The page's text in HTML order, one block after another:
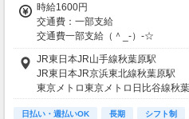
時給1600円
交通費：一部支給
交通費一部支給（＾_-）-☆
￣￣￣￣￣￣￣￣￣￣￣￣￣￣￣￣
☆。＊日払いOK♪最短で翌日入金！
お気軽にご相談下さい＊。☆
￣￣￣￣￣￣￣￣￣￣￣￣￣￣￣
JR東日本JR山手線秋葉原駅
JR東日本JR京浜東北線秋葉原駅
東京メトロ東京メトロ日比谷線秋
日払い・週払いOK 長期 シフト制